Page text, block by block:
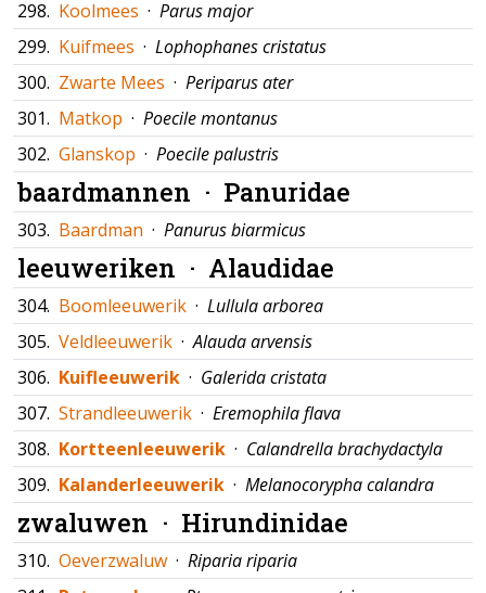
298. Koolmees · Parus major
299. Kuifmees · Lophophanes cristatus
300. Zwarte Mees · Periparus ater
301. Matkop · Poecile montanus
302. Glanskop · Poecile palustris
baardmannen · Panuridae
303. Baardman · Panurus biarmicus
leeuweriken · Alaudidae
304. Boomleeuwerik · Lullula arborea
305. Veldleeuwerik ·Alauda arvensis
306. Kuifleeuwerik · Galerida cristata
307. Strandleeuwerik · Eremophila flava
308. Kortteenleeuwerik · Calandrella brachydactyla
309. Kalanderleeuwerik · Melanocorypha calandra
zwaluwen · Hirundinidae
310. Oeverzwaluw · Riparia riparia